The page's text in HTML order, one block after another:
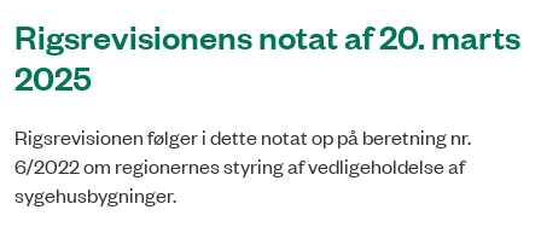
Rigsrevisionens notat af 20. marts
2025
Rigsrevisionen følger i dette notat op på beretning nr.
6/2022 om regionernes styring af vedligeholdelse af
sygehusbygninger.